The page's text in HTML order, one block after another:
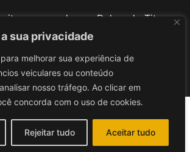
sua privacidade
melhorar sua experiência de
veiculares ou conteúdo
nosso tráfego. Ao clicar em
concorda com o uso de cookies.
Rejeitar tudo Aceitar tudo
reservados ao Delegado Tito
Barichello
Desenvolvido poriv3